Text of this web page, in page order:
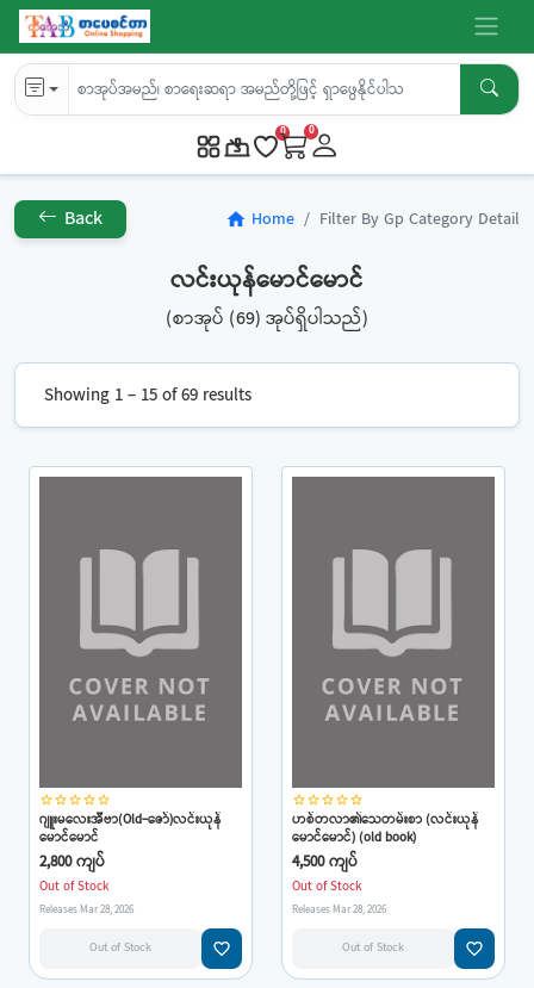
0 0
Back home Home Filter By Gp Category Detail
လင်းယုန်မောင်မောင်
(စာအုပ် (69) အုပ်ရှိပါသည်)
Showing 1 – 15 of 69 results
star_borderstar_borderstar_borderstar_borderstar_border
ဂျူးမလေးအီဗာ(Old-ဇော်)လင်းယုန်
မောင်မောင်
2,800 ကျပ်
Out of Stock
Releases Mar 28, 2026
Out of Stock favorite_border
star_borderstar_borderstar_borderstar_borderstar_border
ဟစ်တလာ၏သေတမ်းစာ (လင်းယုန်
မောင်မောင်) (old book)
4,500 ကျပ်
Out of Stock
Releases Mar 28, 2026
Out of Stock favorite_border